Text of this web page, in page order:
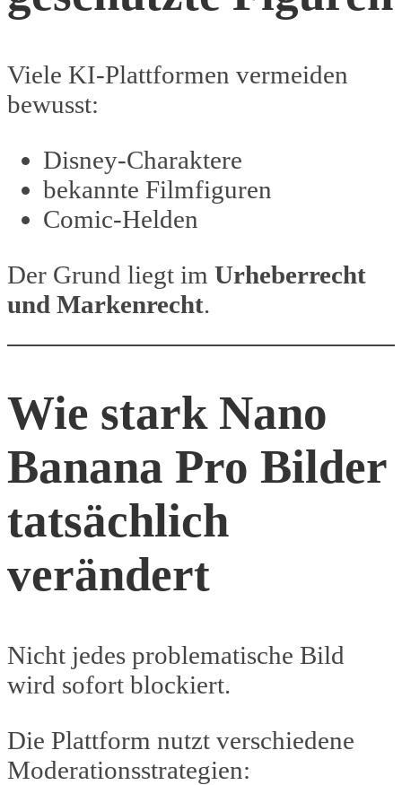
Viele KI-Plattformen vermeiden
bewusst:
Disney-Charaktere
bekannte Filmfiguren
Comic-Helden
Der Grund liegt im Urheberrecht
und Markenrecht.
Wie stark Nano
Banana Pro Bilder
tatsächlich
verändert
Nicht jedes problematische Bild
wird sofort blockiert.
Die Plattform nutzt verschiedene
Moderationsstrategien: